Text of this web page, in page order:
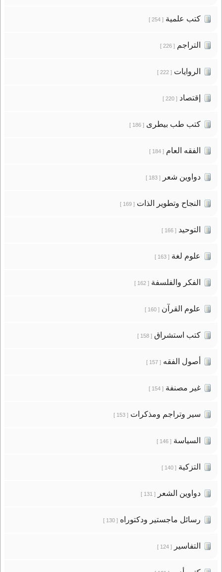
كتب علمية[ 254 ]
التراجم[ 226 ]
الروايات[ 222 ]
إقتصاد[ 220 ]
كتب طب بيطرى[ 186 ]
الفقه العام[ 184 ]
دواوين شعر[ 183 ]
النجاح وتطوير الذات[ 169 ]
التوحيد[ 166 ]
علوم لغة[ 163 ]
الفكر والفلسفة[ 162 ]
علوم القرآن[ 160 ]
كتب استشراق[ 158 ]
أصول الفقه[ 157 ]
غير مصنفة[ 154 ]
سير وتراجم ومذكرات[ 153 ]
السياسة[ 146 ]
التزكية[ 140 ]
دواوين الشعر[ 131 ]
رسائل ماجستير ودكتوراه[ 130 ]
التفاسير[ 124 ]